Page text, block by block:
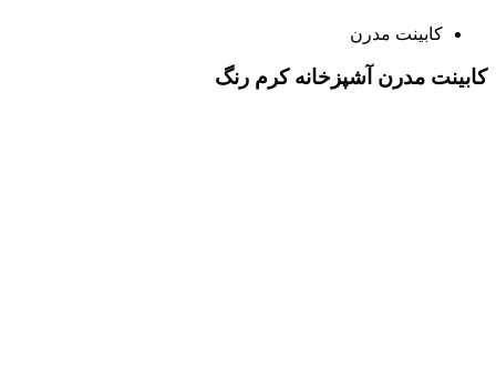
کابینت مدرن
کابینت مدرن آشپزخانه کرم رنگ